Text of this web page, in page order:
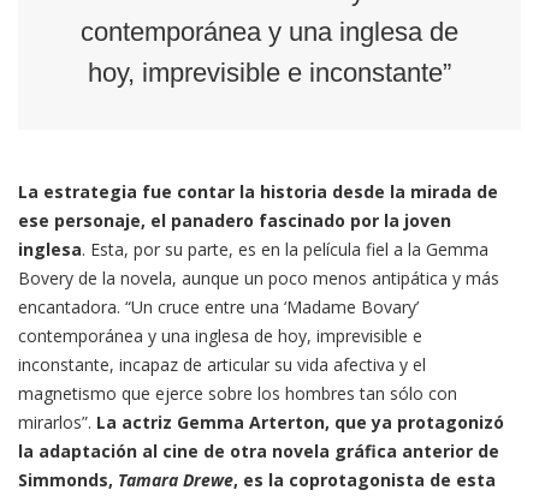
contemporánea y una inglesa de
hoy, imprevisible e inconstante”
La estrategia fue contar la historia desde la mirada de
ese personaje, el panadero fascinado por la joven
inglesa. Esta, por su parte, es en la película fiel a la Gemma
Bovery de la novela, aunque un poco menos antipática y más
encantadora. “Un cruce entre una ‘Madame Bovary’
contemporánea y una inglesa de hoy, imprevisible e
inconstante, incapaz de articular su vida afectiva y el
magnetismo que ejerce sobre los hombres tan sólo con
mirarlos”. La actriz Gemma Arterton, que ya protagonizó
la adaptación al cine de otra novela gráfica anterior de
Simmonds, Tamara Drewe, es la coprotagonista de esta